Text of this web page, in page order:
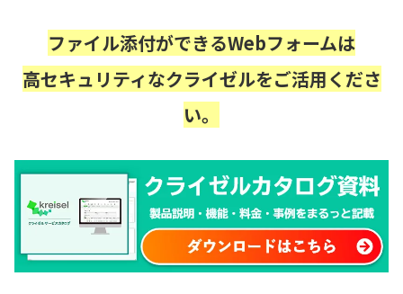
ファイル添付ができるWebフォームは
高セキュリティなクライゼルをご活用くださ
い。